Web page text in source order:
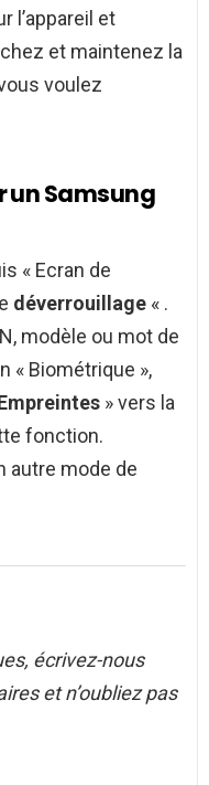
l’appareil et
et maintenez la
voulez
un Samsung
« Ecran de
déverrouillage « .
modèle ou mot de
« Biométrique »,
» vers la
fonction.
autre mode de
écrivez-nous
et n’oubliez pas